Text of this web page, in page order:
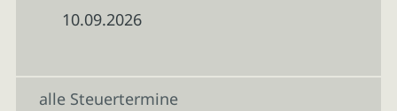
10.09.2026
alle Steuertermine